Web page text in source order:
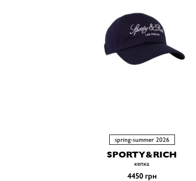
spring-summer 2026
SPORTY&RICH
кепка
4450 грн